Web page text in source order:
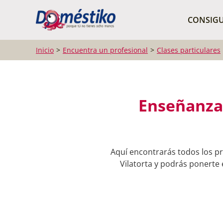
Inicio Encuentra un profesional Clases particulares
Aquí encontrarás todos los
Vilatorta y podrás ponerte